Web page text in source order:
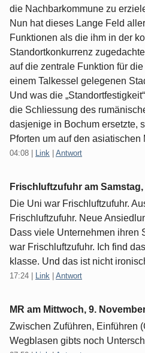
die Nachbarkommune zu
Nun hat dieses Lange Feld
Funktionen als die ihm in der
Standortkonkurrenz
auf die zentrale Funktion für
einem Talkessel gelegenen
Und was die
die Schliessung des
dasjenige in Bochum ersetzte,
Pforten um auf den asiatischen
04:08 Link Antwort
Frischluftzufuhr am Samstag,
Die Uni war Frischluftzufuhr.
Frischluftzufuhr. Neue
Dass viele Unternehmen ihren
war Frischluftzufuhr. Ich find
klasse. Und das ist nicht
17:24 Link Antwort
MR am Mittwoch, 9.
Zwischen Zuführen, Einführen
Wegblasen gibts noch